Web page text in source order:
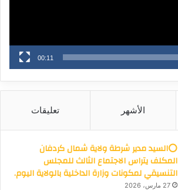
00:11
الأشهر تعليقات
⭕السيد مدير شرطة ولاية شمال كردفان
المكلف يتراس الاجتماع الثالث للمجلس
التنسيقي لمكونات وزارة الداخلية بالولاية اليوم.
27 مارس، 2026